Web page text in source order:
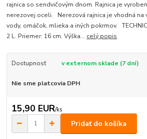
rajnica so sendvičovým dnom. Rajnica je
nerezovej oceli. Nerezová rajnica je vhodná na
vody, omáčok, mlieka a iných pokrmov.
2 L. Priemer: 16 cm. Výška... celý popis
Dostupnosť v externom sklade (7 dní)
Nie sme platcovia DPH
15,90 EUR/ks
Pridať do košíka